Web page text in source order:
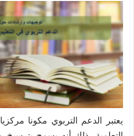
يعتبر الدعم التربوي مكونا